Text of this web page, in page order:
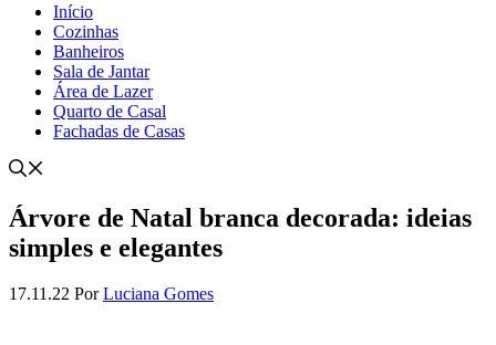
Início
Cozinhas
Banheiros
Sala de Jantar
Área de Lazer
Quarto de Casal
Fachadas de Casas
Árvore de Natal branca decorada: ideias
simples e elegantes
17.11.22 PorLuciana Gomes